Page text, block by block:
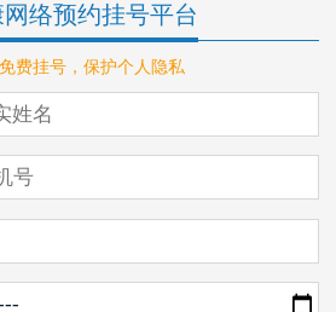
络预约挂号平台
费挂号，保护个人隐私